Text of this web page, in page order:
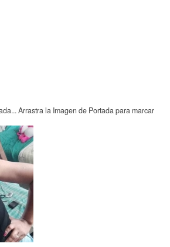
Arrastra la Imagen de Portada para marcar